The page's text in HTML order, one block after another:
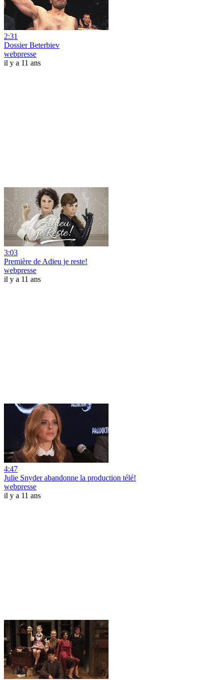
2:31
Dossier Beterbiev
webpresse
il y a 11 ans
3:03
Première de Adieu je reste!
webpresse
il y a 11 ans
4:47
Julie Snyder abandonne la production télé!
webpresse
il y a 11 ans